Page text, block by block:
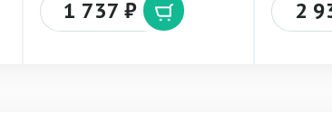
1 737 ₽ 2